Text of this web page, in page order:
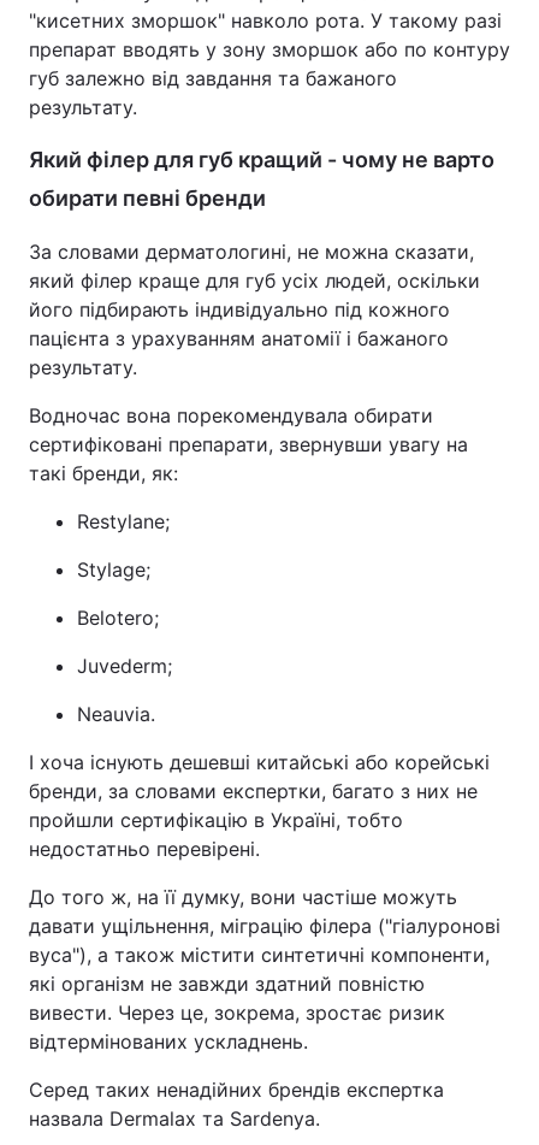
"кисетних зморшок" навколо рота. У такому разі
препарат вводять у зону зморшок або по контуру
губ залежно від завдання та бажаного
результату.
Який філер для губ кращий - чому не варто
обирати певні бренди
За словами дерматологині, не можна сказати,
який філер краще для губ усіх людей, оскільки
його підбирають індивідуально під кожного
пацієнта з урахуванням анатомії і бажаного
результату.
Водночас вона порекомендувала обирати
сертифіковані препарати, звернувши увагу на
такі бренди, як:
Restylane;
Stylage;
Belotero;
Juvederm;
Neauvia.
І хоча існують дешевші китайські або корейські
бренди, за словами експертки, багато з них не
пройшли сертифікацію в Україні, тобто
недостатньо перевірені.
До того ж, на її думку, вони частіше можуть
давати ущільнення, міграцію філера ("гіалуронові
вуса"), а також містити синтетичні компоненти,
які організм не завжди здатний повністю
вивести. Через це, зокрема, зростає ризик
відтермінованих ускладнень.
Серед таких ненадійних брендів експертка
назвала Dermalax та Sardenya.